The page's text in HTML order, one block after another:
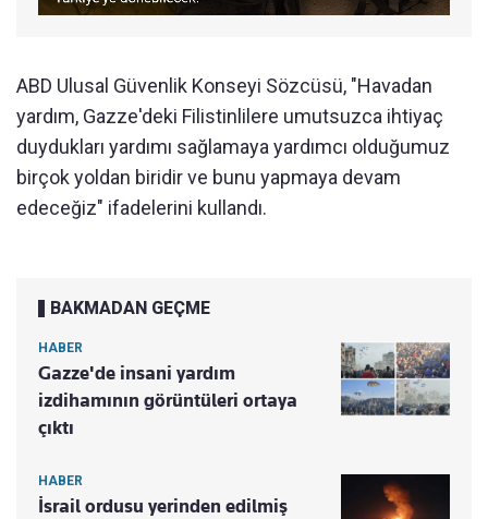
ABD Ulusal Güvenlik Konseyi Sözcüsü, "Havadan
yardım, Gazze'deki Filistinlilere umutsuzca ihtiyaç
duydukları yardımı sağlamaya yardımcı olduğumuz
birçok yoldan biridir ve bunu yapmaya devam
edeceğiz" ifadelerini kullandı.
BAKMADAN GEÇME
HABER
Gazze'de insani yardım
izdihamının görüntüleri ortaya
çıktı
HABER
İsrail ordusu yerinden edilmiş